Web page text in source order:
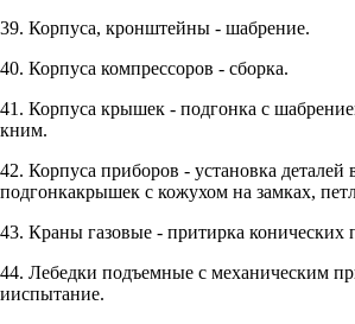
39. Корпуса, кронштейны - шабрение.
40. Корпуса компрессоров - сборка.
41. Корпуса крышек - подгонка с
кним.
42. Корпуса приборов - установка деталей
подгонкакрышек с кожухом на замках,
43. Краны газовые - притирка конических
44. Лебедки подъемные с механическим
ииспытание.